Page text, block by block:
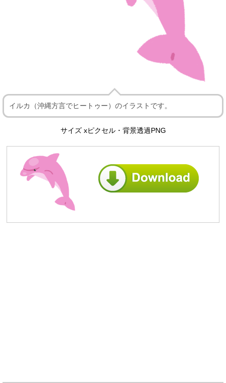
イルカ（沖縄方言でヒートゥー）のイラストです。
サイズ xピクセル・背景透過PNG